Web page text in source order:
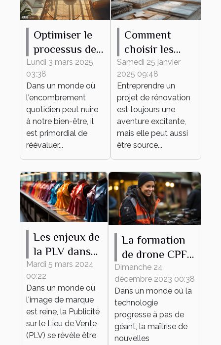
Optimiser le
processus de
débarras pour
un espace
épuré et
fonctionnel
Lundi 3 mars 2025
03:38
Dans un monde où
l'encombrement
quotidien peut nuire
à notre bien-être, il
est primordial de
réévaluer...
Comment
choisir les
meilleurs
matériaux
pour votre
projet de
rénovation
Samedi 25 janvier
2025 09:48
Entreprendre un
projet de rénovation
est toujours une
aventure excitante,
mais elle peut aussi
être source...
Les enjeux de
la PLV dans
le secteur de
la mode
Mardi 5 mars 2024
00:22
Dans un monde où
l'image de marque
est reine, la Publicité
sur le Lieu de Vente
(PLV) se révèle être
La formation
de drone CPF
comme outil
de
développement
personnel et
professionnel
Dimanche 24
décembre 2023 00:38
Dans un monde où la
technologie
progresse à pas de
géant, la maîtrise de
nouvelles